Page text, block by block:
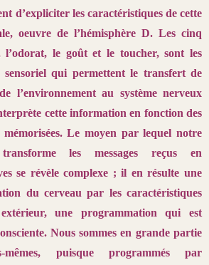
d’expliciter les caractéristiques de cette
oeuvre de l’hémisphère D. Les cinq
l’odorat, le goût et le toucher, sont les
sensoriel qui permettent le transfert de
l’environnement au système nerveux
cette information en fonction des
Le moyen par lequel notre
les messages reçus en
se révèle complexe ; il en résulte une
du cerveau par les caractéristiques
une programmation qui est
Nous sommes en grande partie
puisque programmés par